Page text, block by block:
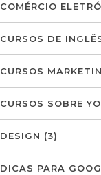
COMÉRCIO
CURSOS DE
CURSOS
CURSOS SOBRE
DESIGN (3)
DICAS PARA